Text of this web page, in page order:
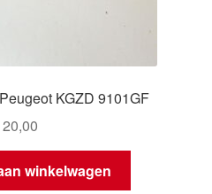
KGZD 9101GF
winkelwagen